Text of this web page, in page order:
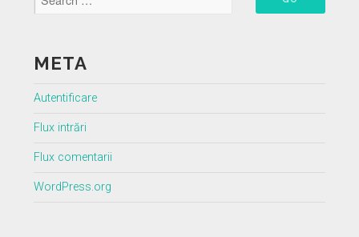
META
Autentificare
Flux intrări
Flux comentarii
WordPress.org